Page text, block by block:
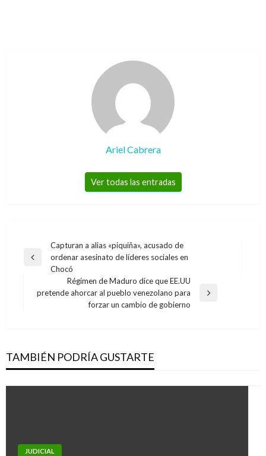
Ariel Cabrera
Ver todas las entradas
Navegación
de
entradas
Entrada
Capturan a alias «piquiña», acusado de
ordenar asesinato de líderes sociales en
Chocó
Entrada
Régimen de Maduro dice que EE.UU
pretende ahorcar al pueblo venezolano para
forzar un cambio de gobierno
TAMBIÉN PODRÍA GUSTARTE
JUDICIAL